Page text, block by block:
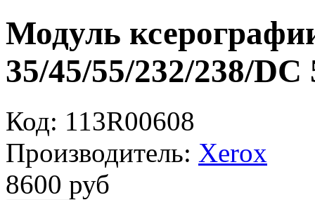
Модуль
35/45/55/232/238/DC
Код: 113R00608
Производитель: Xerox
8600 руб